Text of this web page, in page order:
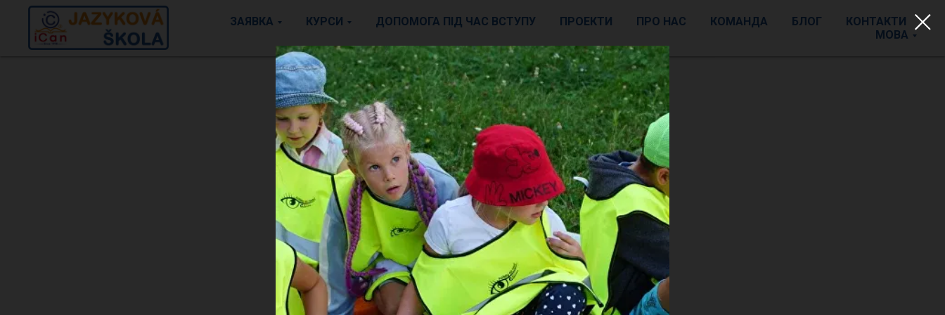
ЗАЯВКА КУРСИ ДОПОМОГА ПІД ЧАС ВСТУПУ ПРОЕКТИ ПРО НАС КОМАНДА БЛОГ
КОНТАКТИ
МОВА
ФОРМА
ЗВОРОТНЬОГО ЗВ'ЯЗКУ
після проходження навчання
в акредитованній мовній школі iCan